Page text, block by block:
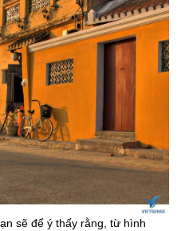
sẽ để ý thấy rằng, từ hình